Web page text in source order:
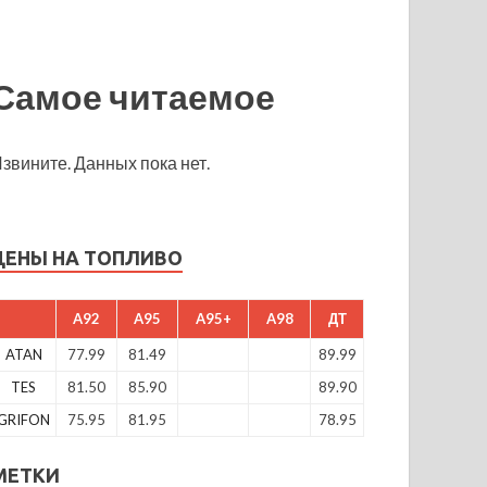
читаемое
Данных пока нет.
НА ТОПЛИВО
A92 A95 A95+ A98 ДТ
ATAN 77.99 81.49
89.99
TES
81.50 85.90
89.90
75.95 81.95 78.95